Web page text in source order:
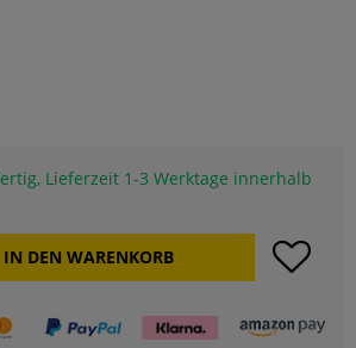
Lieferzeit 1-3 Werktage innerhalb
IN DEN WARENKORB